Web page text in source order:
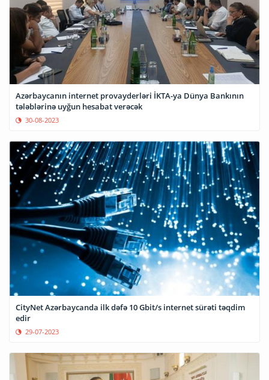
Azərbaycanın internet provayderləri İKTA-ya Dünya Bankının
tələblərinə uyğun hesabat verəcək
30-08-2023
CityNet Azərbaycanda ilk dəfə 10 Gbit/s internet sürəti təqdim
edir
29-07-2023